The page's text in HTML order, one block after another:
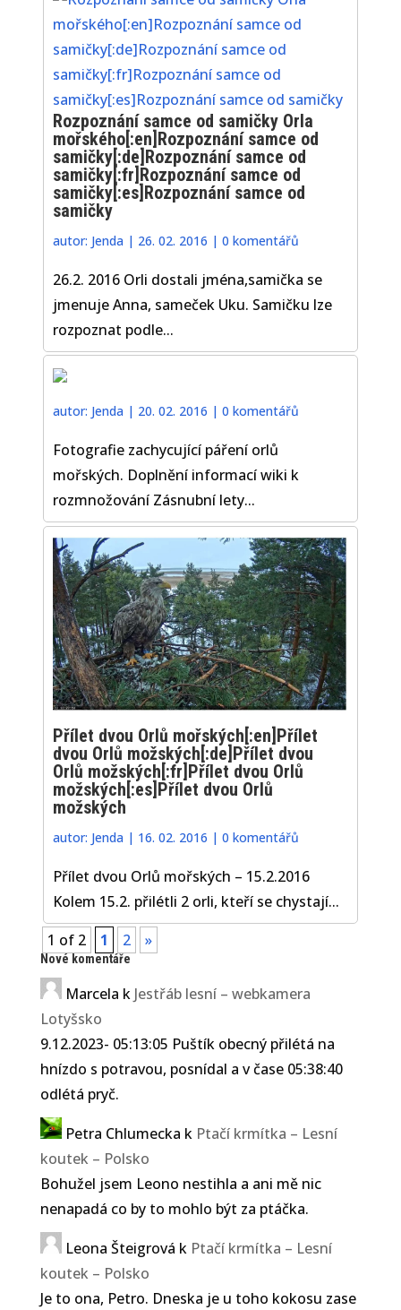
Rozpoznání samce od samičky Orla
mořského[:en]Rozpoznání samce od
samičky[:de]Rozpoznání samce od
samičky[:fr]Rozpoznání samce od
samičky[:es]Rozpoznání samce od
samičky
autor: Jenda | 26. 02. 2016 |0 komentářů
26.2. 2016 Orli dostali jména,samička se
jmenuje Anna, sameček Uku. Samičku lze
rozpoznat podle...
autor: Jenda | 20. 02. 2016 |0 komentářů
Fotografie zachycující páření orlů
mořských. Doplnění informací wiki k
rozmnožování Zásnubní lety...
Přílet dvou Orlů mořských[:en]Přílet
dvou Orlů možských[:de]Přílet dvou
Orlů možských[:fr]Přílet dvou Orlů
možských[:es]Přílet dvou Orlů
možských
autor: Jenda | 16. 02. 2016 |0 komentářů
Přílet dvou Orlů mořských – 15.2.2016
Kolem 15.2. přilétli 2 orli, kteří se chystají...
1 of 2
1 2 »
Nové komentáře
Marcela k Jestřáb lesní – webkamera
Lotyšsko
9.12.2023- 05:13:05 Puštík obecný přilétá na
hnízdo s potravou, posnídal a v čase 05:38:40
odlétá pryč.
Petra Chlumecka k Ptačí krmítka – Lesní
koutek – Polsko
Bohužel jsem Leono nestihla a ani mě nic
nenapadá co by to mohlo být za ptáčka.
Leona Šteigrová k Ptačí krmítka – Lesní
koutek – Polsko
Je to ona, Petro. Dneska je u toho kokosu zase